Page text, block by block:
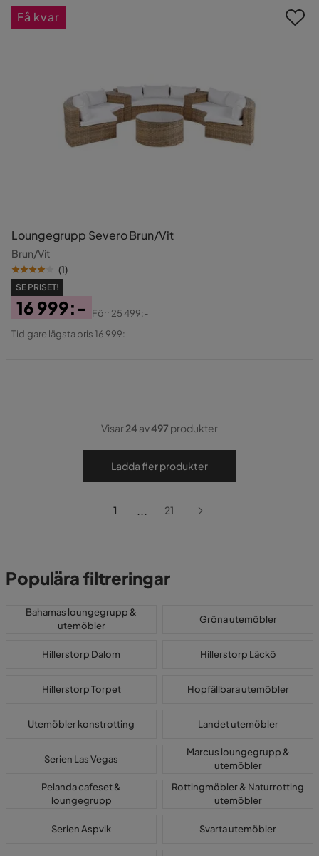
Loungegrupp Severo Brun/Vit
Brun/Vit
(1)
SE PRISET!
Pris
16 999:-
Original
Förr25 499:-
Tidigare lägsta pris 16 999:-
Få kvar
Visar24av497 produkter
Ladda fler produkter
1 ... 21
Populära filtreringar
Bahamas loungegrupp &
utemöbler
Gröna utemöbler
Hillerstorp Dalom Hillerstorp Läckö
Hillerstorp Torpet Hopfällbara utemöbler
Utemöbler konstrotting Landet utemöbler
Serien Las Vegas
Marcus loungegrupp &
utemöbler
Pelanda cafeset &
loungegrupp
Rottingmöbler & Naturrotting
utemöbler
Serien Aspvik Svarta utemöbler